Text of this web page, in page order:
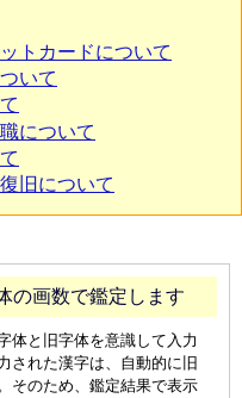
トカードについて
いて
について
旧について
の画数で鑑定します
体と旧字体を意識して入力
された漢字は、自動的に旧
そのため、鑑定結果で表示